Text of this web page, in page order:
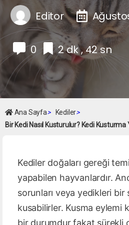
Editor
0 2 dk , 42 sn
Ana Sayfa> Kediler>
Bir Kedi Nasıl Kusturulur? Kedi
Kediler doğaları gereği
yapabilen hayvanlardır.
sorunları veya yedikleri bir
kusabilirler. Kusma eylemi
bir durumdur fakat sürekli